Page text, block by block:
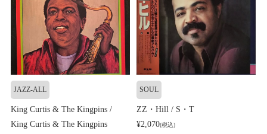
JAZZ-ALL
King Curtis & The Kingpins /
King Curtis & The Kingpins
SOUL
ZZ・Hill / S・T
¥2,070(税込)